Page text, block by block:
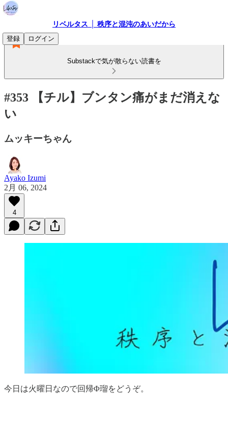
リベルタス │ 秩序と混沌のあいだから
登録
ログイン
Substackで気が散らない読書を
#353 【チル】ブンタン痛がまだ消えな
い
ムッキーちゃん
Ayako Izumi
2月 06, 2024
4
今日は火曜日なので回帰Φ瑠をどうぞ。